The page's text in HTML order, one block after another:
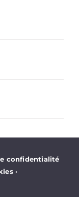
confidentialité
·